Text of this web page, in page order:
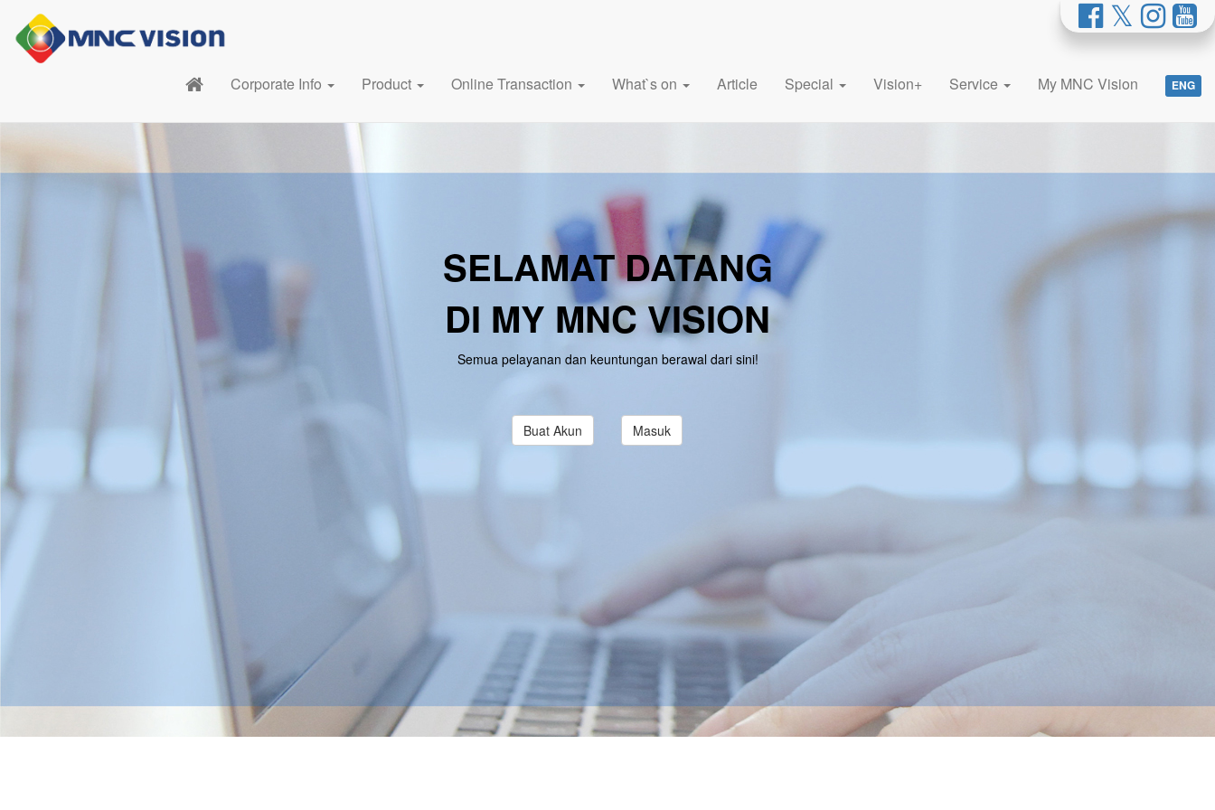
Corporate Info Product Online Transaction What`s on Article Special Vision+ Service My MNC Vision ENG
SELAMAT DATANG
DI MY MNC VISION
Semua pelayanan dan keuntungan berawal dari sini!
Buat Akun Masuk